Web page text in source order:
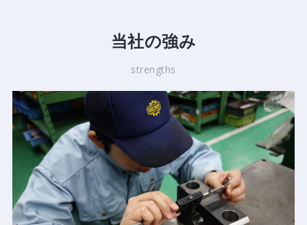
当社の強み
strengths